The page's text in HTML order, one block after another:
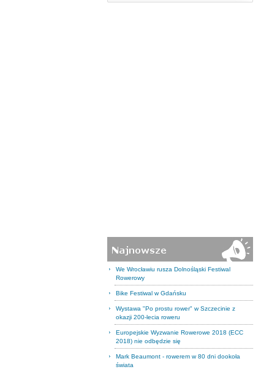
We Wrocławiu rusza Dolnośląski Festiwal
Rowerowy
Bike Festiwal w Gdańsku
Wystawa "Po prostu rower" w Szczecinie z
okazji 200-lecia roweru
Europejskie Wyzwanie Rowerowe 2018 (ECC
2018) nie odbędzie się
Mark Beaumont - rowerem w 80 dni dookoła
świata